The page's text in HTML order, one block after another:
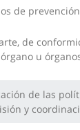
de
de
u
de las
y